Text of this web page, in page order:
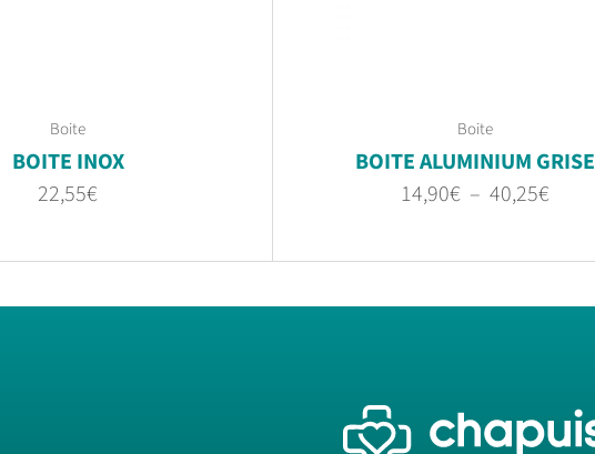
Boite
BOITE INOX
22,55€
Boite
BOITE ALUMINIUM GRISE
14,90€ – 40,25€